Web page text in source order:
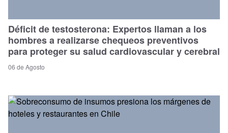
Déficit de testosterona: Expertos llaman a los
hombres a realizarse chequeos preventivos
para proteger su salud cardiovascular y cerebral
06 de Agosto